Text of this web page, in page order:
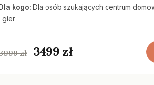
Dla kogo: Dla osób szukających centrum
gier.
zł 3499 zł